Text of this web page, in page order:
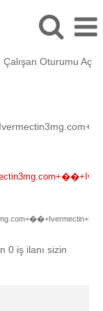
Çalışan Oturumu Aç
0 iş ilanı sizin